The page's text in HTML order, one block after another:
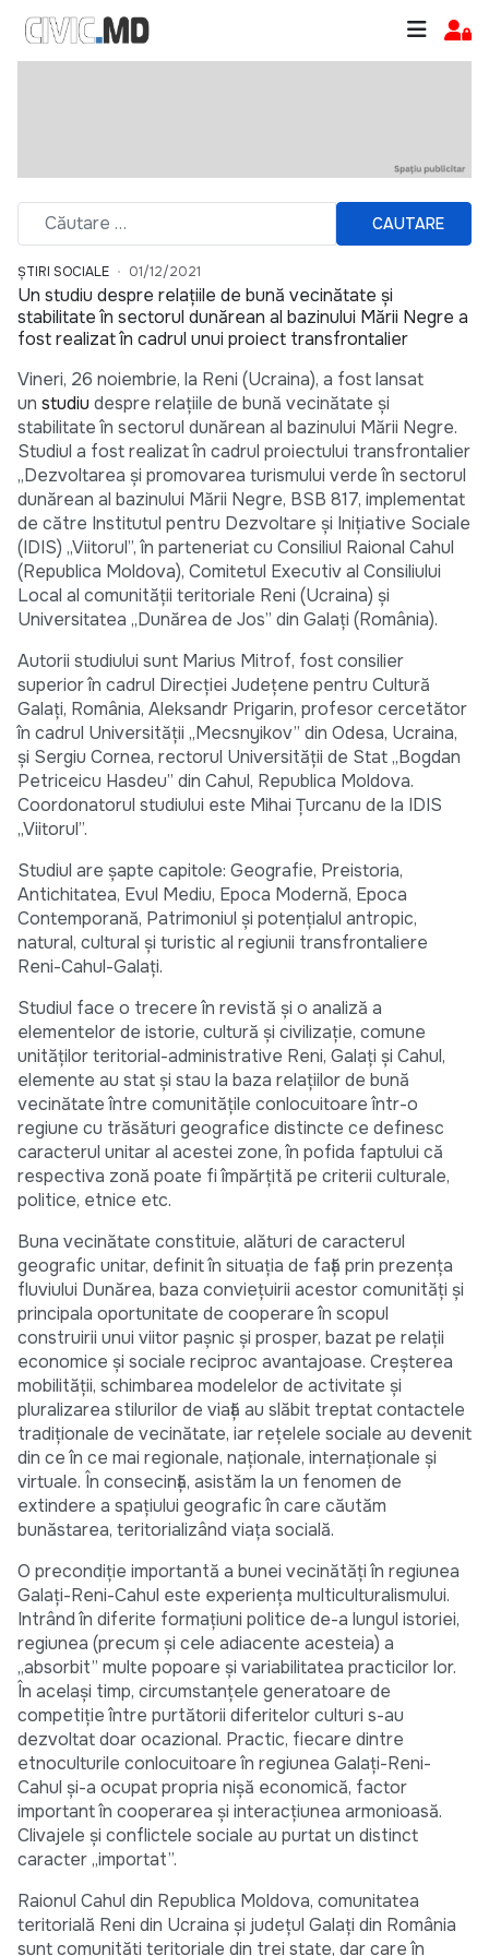
CAUTARE
ȘTIRI SOCIALE 01/12/2021
Un studiu despre relațiile de bună vecinătate și
stabilitate în sectorul dunărean al bazinului Mării Negre a
fost realizat în cadrul unui proiect transfrontalier
Vineri, 26 noiembrie, la Reni (Ucraina), a fost lansat
un studiu despre relațiile de bună vecinătate și
stabilitate în sectorul dunărean al bazinului Mării Negre.
Studiul a fost realizat în cadrul proiectului transfrontalier
„Dezvoltarea și promovarea turismului verde în sectorul
dunărean al bazinului Mării Negre, BSB 817, implementat
de către Institutul pentru Dezvoltare și Inițiative Sociale
(IDIS) „Viitorul”, în parteneriat cu Consiliul Raional Cahul
(Republica Moldova), Comitetul Executiv al Consiliului
Local al comunității teritoriale Reni (Ucraina) și
Universitatea „Dunărea de Jos” din Galați (România).
Autorii studiului sunt Marius Mitrof, fost consilier
superior în cadrul Direcției Județene pentru Cultură
Galați, România, Aleksandr Prigarin, profesor cercetător
în cadrul Universității „Mecsnyikov” din Odesa, Ucraina,
și Sergiu Cornea, rectorul Universității de Stat „Bogdan
Petriceicu Hasdeu” din Cahul, Republica Moldova.
Coordonatorul studiului este Mihai Țurcanu de la IDIS
„Viitorul”.
Studiul are șapte capitole: Geografie, Preistoria,
Antichitatea, Evul Mediu, Epoca Modernă, Epoca
Contemporană, Patrimoniul și potențialul antropic,
natural, cultural și turistic al regiunii transfrontaliere
Reni-Cahul-Galați.
Studiul face o trecere în revistă și o analiză a
elementelor de istorie, cultură și civilizație, comune
unităților teritorial-administrative Reni, Galați și Cahul,
elemente au stat și stau la baza relațiilor de bună
vecinătate între comunitățile conlocuitoare într-o
regiune cu trăsături geografice distincte ce definesc
caracterul unitar al acestei zone, în pofida faptului că
respectiva zonă poate fi împărțită pe criterii culturale,
politice, etnice etc.
Buna vecinătate constituie, alături de caracterul
geografic unitar, definit în situația de față prin prezența
fluviului Dunărea, baza conviețuirii acestor comunități și
principala oportunitate de cooperare în scopul
construirii unui viitor pașnic și prosper, bazat pe relații
economice și sociale reciproc avantajoase. Creșterea
mobilității, schimbarea modelelor de activitate și
pluralizarea stilurilor de viață au slăbit treptat contactele
tradiționale de vecinătate, iar rețelele sociale au devenit
din ce în ce mai regionale, naționale, internaționale și
virtuale. În consecință, asistăm la un fenomen de
extindere a spațiului geografic în care căutăm
bunăstarea, teritorializând viața socială.
O precondiție importantă a bunei vecinătăți în regiunea
Galați-Reni-Cahul este experiența multiculturalismului.
Intrând în diferite formațiuni politice de-a lungul istoriei,
regiunea (precum și cele adiacente acesteia) a
„absorbit” multe popoare și variabilitatea practicilor lor.
În același timp, circumstanțele generatoare de
competiție între purtătorii diferitelor culturi s-au
dezvoltat doar ocazional. Practic, fiecare dintre
etnoculturile conlocuitoare în regiunea Galați-Reni-
Cahul și-a ocupat propria nișă economică, factor
important în cooperarea și interacțiunea armonioasă.
Clivajele și conflictele sociale au purtat un distinct
caracter „importat”.
Raionul Cahul din Republica Moldova, comunitatea
teritorială Reni din Ucraina și județul Galați din România
sunt comunități teritoriale din trei state, dar care în